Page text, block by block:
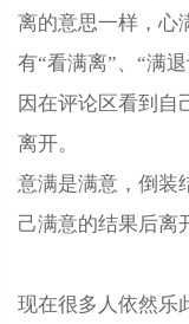
离的意思一样，心
有“看满离”、“满
因在评论区看到自
离开。
意满是满意，倒装
己满意的结果后离
现在很多人依然乐